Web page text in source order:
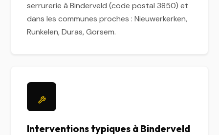
serrurerie à Binderveld (code postal 3850) et
dans les communes proches : Nieuwerkerken,
Runkelen, Duras, Gorsem.
Interventions typiques à Binderveld